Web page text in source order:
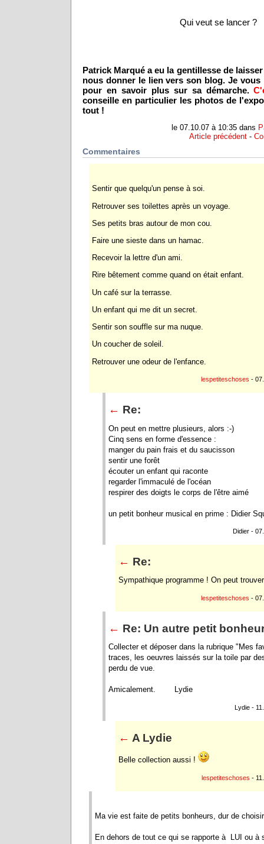
Qui veut se lancer ?
Patrick Marqué a eu la gentillesse de
nous donner le lien vers son blog. Je
pour en savoir plus sur sa démarche.
conseille en particulier les photos de
tout !
le 07.10.07 à 10:35 dans
Article précédent -
Commentaires
Sentir que quelqu'un pense à soi.
Retrouver ses toilettes après un voyage.
Ses petits bras autour de mon cou.
Faire une sieste dans un hamac.
Recevoir la lettre d'un ami.
Rire bêtement comme quand on était enfant.
Un café sur la terrasse.
Un enfant qui me dit un secret.
Sentir son souffle sur ma nuque.
Un coucher de soleil.
Retrouver une odeur de l'enfance.
lespetiteschoses -
← Re:
On peut en mettre plusieurs, alors :-)
Cinq sens en forme d'essence :
manger du pain frais et du saucisson
sentir une forêt
écouter un enfant qui raconte
regarder l'immaculé de l'océan
respirer des doigts le corps de l'être aimé
un petit bonheur musical en prime : Didier
Didier -
← Re:
Sympathique programme ! On peut
lespetiteschoses -
← Re: Un autre petit
Collecter et déposer dans la rubrique "Mes
traces, les oeuvres laissés sur la toile par
perdu de vue.
Amicalement. Lydie
Lydie -
← A Lydie
Belle collection aussi !
lespetiteschoses -
Ma vie est faite de petits bonheurs, dur de
En dehors de tout ce qui se rapporte à LUI ou à